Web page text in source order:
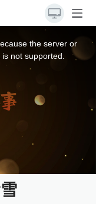
the server or
not supported.